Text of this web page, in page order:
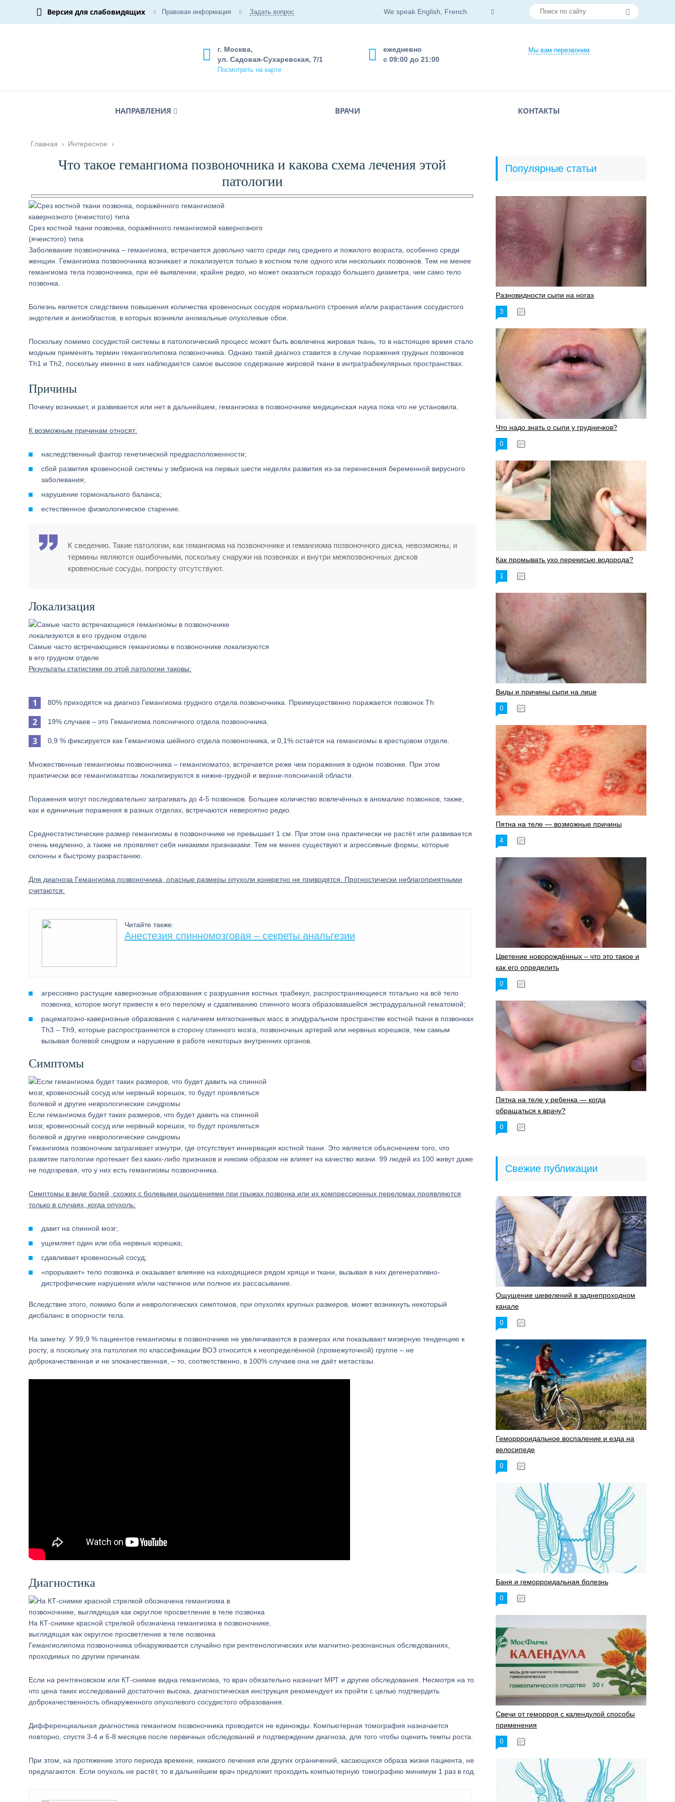
Версия для слабовидящих Правовая информация Задать вопрос We speak English, French
Мы вам перезвоним
ежедневно
с 09:00 до 21:00
г. Москва,
ул. Садовая-Сухаревская, 7/1
Посмотреть на карте
НАПРАВЛЕНИЯ ВРАЧИ КОНТАКТЫ
Главная › Интересное ›
Что такое гемангиома позвоночника и какова схема лечения этой
патологии
Срез костной ткани позвонка, поражённого гемангиомой кавернозного
(ячеистого) типа
Заболевание позвоночника – гемангиома, встречается довольно часто среди лиц среднего и пожилого возраста, особенно среди
женщин. Гемангиома позвоночника возникает и локализуется только в костном теле одного или нескольких позвонков. Тем не менее
гемангиома тела позвоночника, при её выявлении, крайне редко, но может оказаться гораздо большего диаметра, чем само тело
позвонка.
Болезнь является следствием повышения количества кровеносных сосудов нормального строения и/или разрастания сосудистого
эндотелия и ангиобластов, в которых возникли аномальные опухолевые сбои.
Поскольку помимо сосудистой системы в патологический процесс может быть вовлечена жировая ткань, то в настоящее время стало
модным применять термин гемангиолипома позвоночника. Однако такой диагноз ставится в случае поражения грудных позвонков
Th1 и Th2, поскольку именно в них наблюдается самое высокое содержание жировой ткани в интратрабекулярных пространствах.
Причины
Почему возникает, и развивается или нет в дальнейшем, гемангиома в позвоночнике медицинская наука пока что не установила.
К возможным причинам относят:
наследственный фактор генетической предрасположенности;
сбой развития кровеносной системы у эмбриона на первых шести неделях развития из-за перенесения беременной вирусного
заболевания;
нарушение гормонального баланса;
естественное физиологическое старение.
К сведению. Такие патологии, как гемангиома на позвоночнике и гемангиома позвоночного диска, невозможны, и
термины являются ошибочными, поскольку снаружи на позвонках и внутри межпозвоночных дисков
кровеносные сосуды, попросту отсутствуют.
Локализация
Самые часто встречающиеся гемангиомы в позвоночнике локализуются
в его грудном отделе
Результаты статистики по этой патологии таковы:
80% приходятся на диагноз Гемангиома грудного отдела позвоночника. Преимущественно поражается позвонок Th
19% случаев – это Гемангиома поясничного отдела позвоночника.
0,9 % фиксируется как Гемангиома шейного отдела позвоночника, и 0,1% остаётся на гемангиомы в крестцовом отделе.
Множественные гемангиомы позвоночника – гемангиоматоз, встречается реже чем поражения в одном позвонке. При этом
практически все гемангиоматозы локализируются в нижне-грудной и верхне-поясничной области.
Поражения могут последовательно затрагивать до 4-5 позвонков. Большее количество вовлечённых в аномалию позвонков, также,
как и единичные поражения в разных отделах, встречаются невероятно редко.
Среднестатистические размер гемангиомы в позвоночнике не превышает 1 см. При этом она практически не растёт или развивается
очень медленно, а также не проявляет себя никакими признаками. Тем не менее существуют и агрессивные формы, которые
склонны к быстрому разрастанию.
Для диагноза Гемангиома позвоночника, опасные размеры опухоли конкретно не приводятся. Прогностически неблагоприятными
считаются:
Читайте также:
Анестезия спинномозговая – секреты анальгезии
агрессивно растущие кавернозные образования с разрушения костных трабекул, распространяющиеся тотально на всё тело
позвонка, которое могут привести к его перелому и сдавливанию спинного мозга образовавшейся экстрадуральной гематомой;
рацематозно-кавернозные образования с наличием мягкотканевых масс в эпидуральном пространстве костной ткани в позвонках
Th3 – Th9, которые распространяются в сторону спинного мозга, позвоночных артерий или нервных корешков, тем самым
вызывая болевой синдром и нарушение в работе некоторых внутренних органов.
Симптомы
Если гемангиома будет таких размеров, что будет давить на спинной
мозг, кровеносный сосуд или нервный корешок, то будут проявляться
болевой и другие неврологические синдромы
Гемангиома позвоночник затрагивает изнутри, где отсутствует иннервация костной ткани. Это является объяснением того, что
развитие патологии протекает без каких-либо признаков и никоим образом не влияет на качество жизни. 99 людей из 100 живут даже
не подозревая, что у них есть гемангиомы позвоночника.
Симптомы в виде болей, схожих с болевыми ощущениями при грыжах позвонка или их компрессионных переломах проявляются
только в случаях, когда опухоль:
давит на спинной мозг;
ущемляет один или оба нервных корешка;
сдавливает кровеносный сосуд;
«прорывает» тело позвонка и оказывает влияние на находящиеся рядом хрящи и ткани, вызывая в них дегенеративно-
дистрофические нарушения и/или частичное или полное их рассасывание.
Вследствие этого, помимо боли и неврологических симптомов, при опухолях крупных размеров, может возникнуть некоторый
дисбаланс в опорности тела.
На заметку. У 99,9 % пациентов гемангиомы в позвоночнике не увеличиваются в размерах или показывают мизерную тенденцию к
росту, а поскольку эта патология по классификации ВОЗ относится к неопределённой (промежуточной) группе – не
доброкачественная и не злокачественная, – то, соответственно, в 100% случаев она не даёт метастазы.
Диагностика
На КТ-снимке красной стрелкой обозначена гемангиома в позвоночнике,
выглядящая как округлое просветление в теле позвонка
Гемангиолипома позвоночника обнаруживается случайно при рентгенологических или магнитно-резонансных обследованиях,
проходимых по другим причинам.
Если на рентгеновском или КТ-снимке видна гемангиома, то врач обязательно назначит МРТ и другие обследования. Несмотря на то
что цена таких исследований достаточно высока, диагностическая инструкция рекомендует их пройти с целью подтвердить
доброкачественность обнаруженного опухолевого сосудистого образования.
Дифференциальная диагностика гемангиом позвоночника проводится не единожды. Компьютерная томография назначается
повторно, спустя 3-4 и 6-8 месяцев после первичных обследований и подтверждении диагноза, для того чтобы оценить темпы роста.
При этом, на протяжение этого периода времени, никакого лечения или других ограничений, касающихся образа жизни пациента, не
предлагаются. Если опухоль не растёт, то в дальнейшем врач предложит проходить компьютерную томографию минимум 1 раз в год.
Популярные статьи
Разновидности сыпи на ногах
3
Что надо знать о сыпи у грудничков?
0
Как промывать ухо перекисью водорода?
1
Виды и причины сыпи на лице
0
Пятна на теле — возможные причины
4
Цветение новорождённых – что это такое и
как его определить
0
Пятна на теле у ребенка — когда
обращаться к врачу?
0
Свежие публикации
Ощущение шевелений в заднепроходном
канале
0
Геморрроидальное воспаление и езда на
велосипеде
0
Баня и геморроидальная болезнь
0
Свечи от геморроя с календулой способы
применения
0